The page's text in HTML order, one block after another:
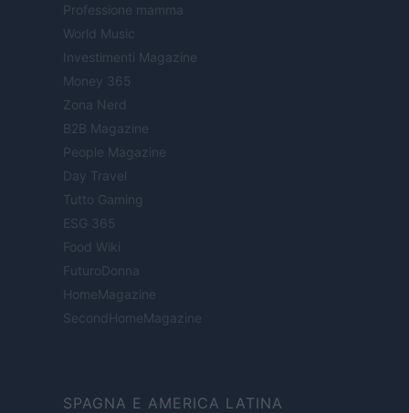
Professione mamma
World Music
Investimenti Magazine
Money 365
Zona Nerd
B2B Magazine
People Magazine
Day Travel
Tutto Gaming
ESG 365
Food Wiki
FuturoDonna
HomeMagazine
SecondHomeMagazine
SPAGNA E AMERICA LATINA